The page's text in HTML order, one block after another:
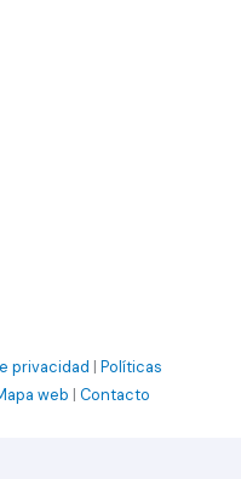
privacidad | Políticas
web | Contacto